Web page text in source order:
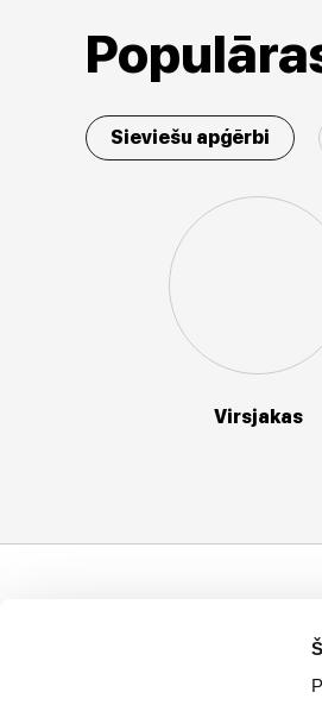
Sieviešu apģērbi
Virsjakas